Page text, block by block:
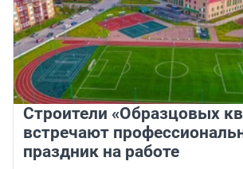
Строители «Образцовых
встречают
праздник на работе